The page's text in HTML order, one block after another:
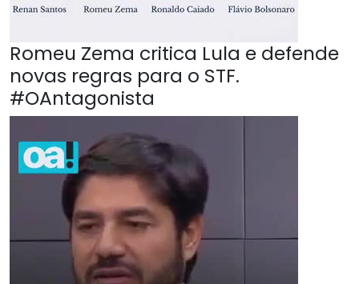
Romeu Zema critica Lula e defende
novas regras para o STF.
#OAntagonista